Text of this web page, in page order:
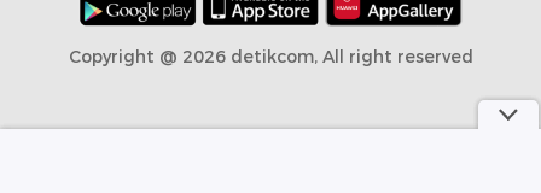
Copyright @ 2026 detikcom, All right reserved